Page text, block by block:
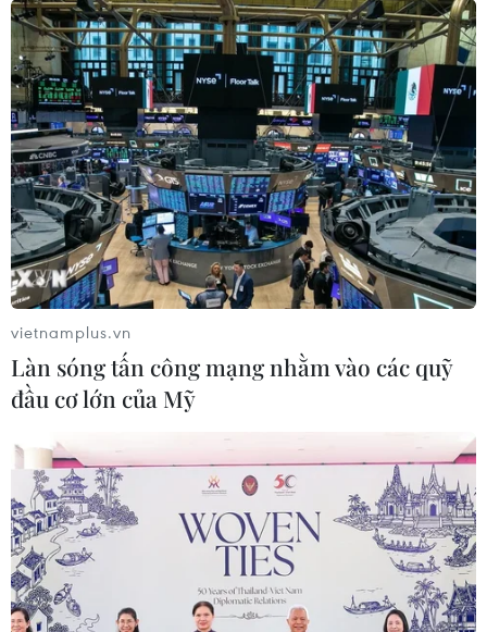
vietnamplus.vn
Làn sóng tấn công mạng nhằm vào các quỹ
đầu cơ lớn của Mỹ